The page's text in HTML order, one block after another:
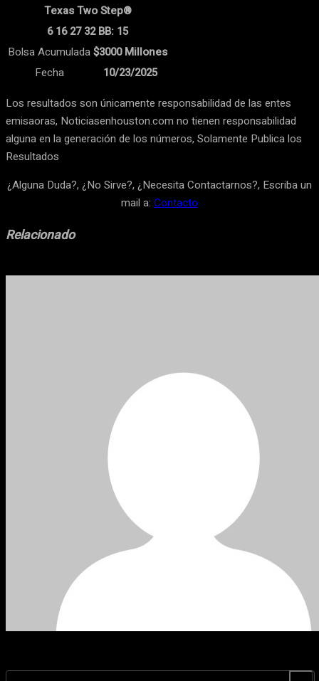
Texas Two Step®
6 16 27 32 BB: 15
Bolsa Acumulada$3000 Millones
Fecha
10/23/2025
Los resultados son únicamente responsabilidad de las entes
emisaoras, Noticiasenhouston.com no tienen responsabilidad
alguna en la generación de los números, Solamente Publica los
Resultados
¿Alguna Duda?, ¿No Sirve?, ¿Necesita Contactarnos?, Escriba un
mail a: Contacto
Relacionado